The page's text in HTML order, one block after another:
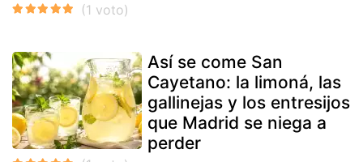
Así se come San
Cayetano: la limoná, las
gallinejas y los entresijos
que Madrid se niega a
perder